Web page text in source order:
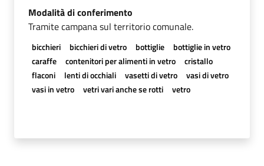
Modalità di conferimento
Tramite campana sul territorio comunale.
bicchieri bicchieri di vetro bottiglie
bottiglie in vetro
caraffe
contenitori per alimenti in vetro
cristallo
flaconi
lenti di occhiali vasetti di vetro
vasi di vetro
vasi in vetro
vetri vari anche se rotti vetro